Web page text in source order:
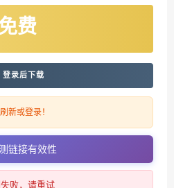
费
登录后下载
新或登录！
链接有效性
败，请重试